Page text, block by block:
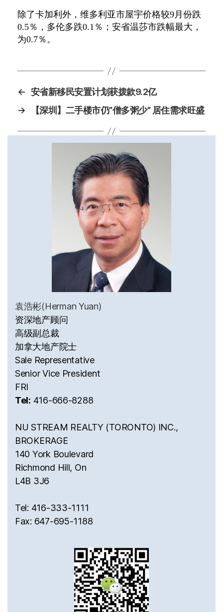
除了卡加利外，维多利亚市屋宇价格较9月份跌
0.5％，多伦多跌0.1％；安省温莎市跌幅最大，
为0.7％。
← 安省新移民安置计划获拨款9.2亿
→
【深圳】二手楼市仍”僧多粥少” 居住需求旺盛
袁浩彬(Herman Yuan)
资深地产顾问
高级副总裁
加拿大地产院士
Sale Representative
Senior Vice President
FRI
Tel: 416-666-8288
NU STREAM REALTY (TORONTO) INC.,
BROKERAGE
140 York Boulevard
Richmond Hill, On
L4B 3J6
Tel: 416-333-1111
Fax: 647-695-1188